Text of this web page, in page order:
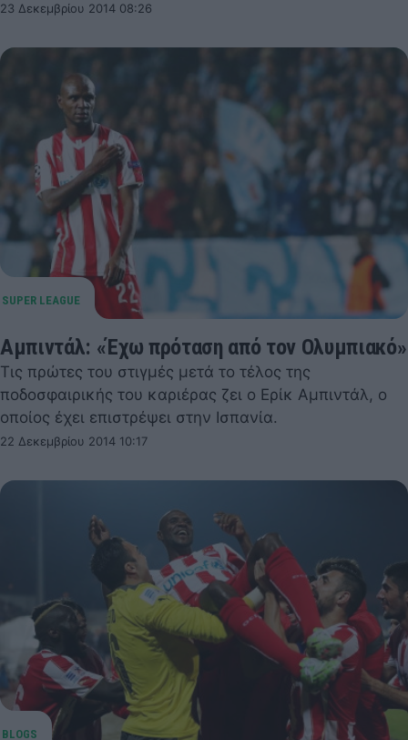
23 Δεκεμβρίου 2014 08:26
Αμπιντάλ: «Έχω πρόταση από τον Ολυμπιακό»
Τις πρώτες του στιγμές μετά το τέλος της
ποδοσφαιρικής του καριέρας ζει ο Ερίκ Αμπιντάλ, ο
οποίος έχει επιστρέψει στην Ισπανία.
22 Δεκεμβρίου 2014 10:17